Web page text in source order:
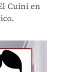
Cuini en